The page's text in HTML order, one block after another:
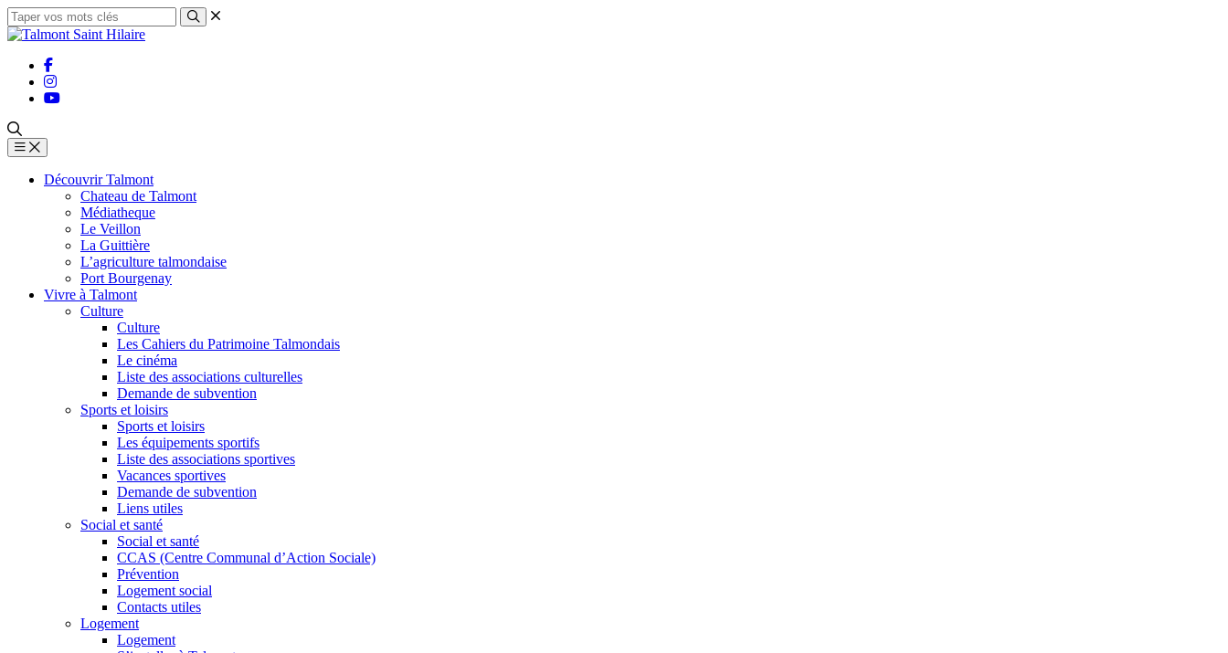
Découvrir Talmont
Chateau de Talmont
Médiatheque
Le Veillon
La Guittière
L’agriculture talmondaise
Port Bourgenay
Vivre à Talmont
Culture
Culture
Les Cahiers du Patrimoine Talmondais
Le cinéma
Liste des associations culturelles
Demande de subvention
Sports et loisirs
Sports et loisirs
Les équipements sportifs
Liste des associations sportives
Vacances sportives
Demande de subvention
Liens utiles
Social et santé
Social et santé
CCAS (Centre Communal d’Action Sociale)
Prévention
Logement social
Contacts utiles
Logement
Logement